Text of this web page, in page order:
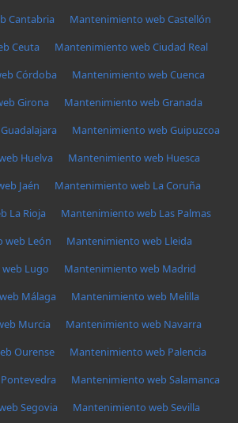
Cantabria
Mantenimiento web Castellón
Ceuta
Mantenimiento web Ciudad Real
Córdoba
Mantenimiento web Cuenca
Girona
Mantenimiento web Granada
Mantenimiento web Guipuzcoa
Huelva
Mantenimiento web Huesca
Jaén
Mantenimiento web La Coruña
La Rioja
Mantenimiento web Las Palmas
web León
Mantenimiento web Lleida
Lugo
Mantenimiento web Madrid
Málaga
Mantenimiento web Melilla
Murcia
Mantenimiento web Navarra
Ourense
Mantenimiento web Palencia
Mantenimiento web Salamanca
Segovia
Mantenimiento web Sevilla